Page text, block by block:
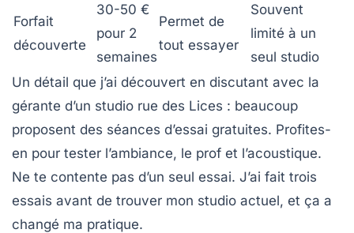
Forfait
découverte
30-50 €
pour 2
semaines
Permet de
tout essayer
Souvent
limité à un
seul studio
Un détail que j’ai découvert en discutant avec la
gérante d’un studio rue des Lices : beaucoup
proposent des séances d’essai gratuites. Profites-
en pour tester l’ambiance, le prof et l’acoustique.
Ne te contente pas d’un seul essai. J’ai fait trois
essais avant de trouver mon studio actuel, et ça a
changé ma pratique.